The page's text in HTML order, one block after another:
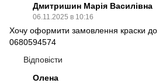
Дмитришин Марія Василівна
06.11.2025 в 10:16
Хочу оформити замовлення краски
0680594574
Відповісти
Олена